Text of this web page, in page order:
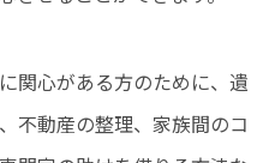
関心がある方のために、遺
不動産の整理、家族間のコ